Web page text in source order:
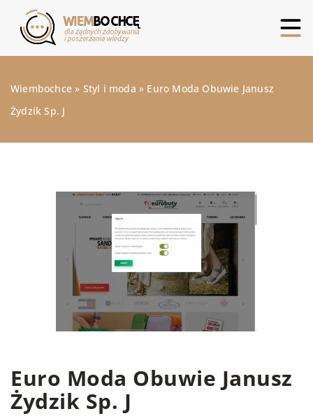
Wiembochce » Styl i moda » Euro Moda Obuwie Janusz
Żydzik Sp. J
Euro Moda Obuwie Janusz
Żydzik Sp. J